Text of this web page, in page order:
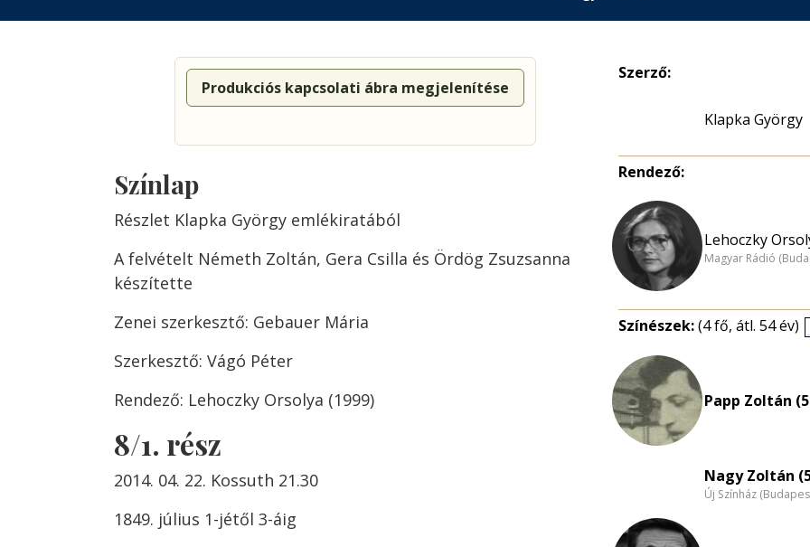
Produkciós kapcsolati ábra megjelenítése
Színlap
Részlet Klapka György emlékiratából
A felvételt Németh Zoltán, Gera Csilla és Ördög Zsuzsanna
készítette
Zenei szerkesztő: Gebauer Mária
Szerkesztő: Vágó Péter
Rendező: Lehoczky Orsolya (1999)
8/1. rész
2014. 04. 22. Kossuth 21.30
1849. július 1-jétől 3-áig
Szerző:
Klapka György
Rendező:
Lehoczky
Magyar Rádió
Színészek:(4 fő, átl. 54 év)
Papp Zoltán
Nagy Zoltán
Új Színház